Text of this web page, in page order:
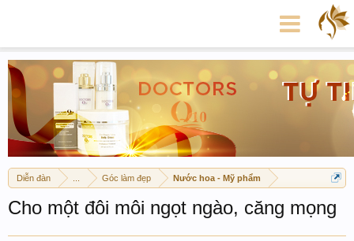
Diễn đàn Góc làm đẹp Nước hoa - Mỹ phẩm
Cho một đôi môi ngọt ngào, căng mọng